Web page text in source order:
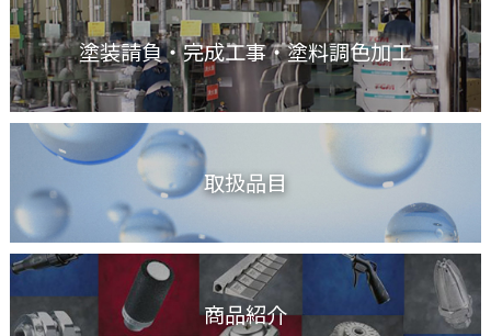
塗装請負・完成工事・塗料調色加工
取扱品目
商品紹介